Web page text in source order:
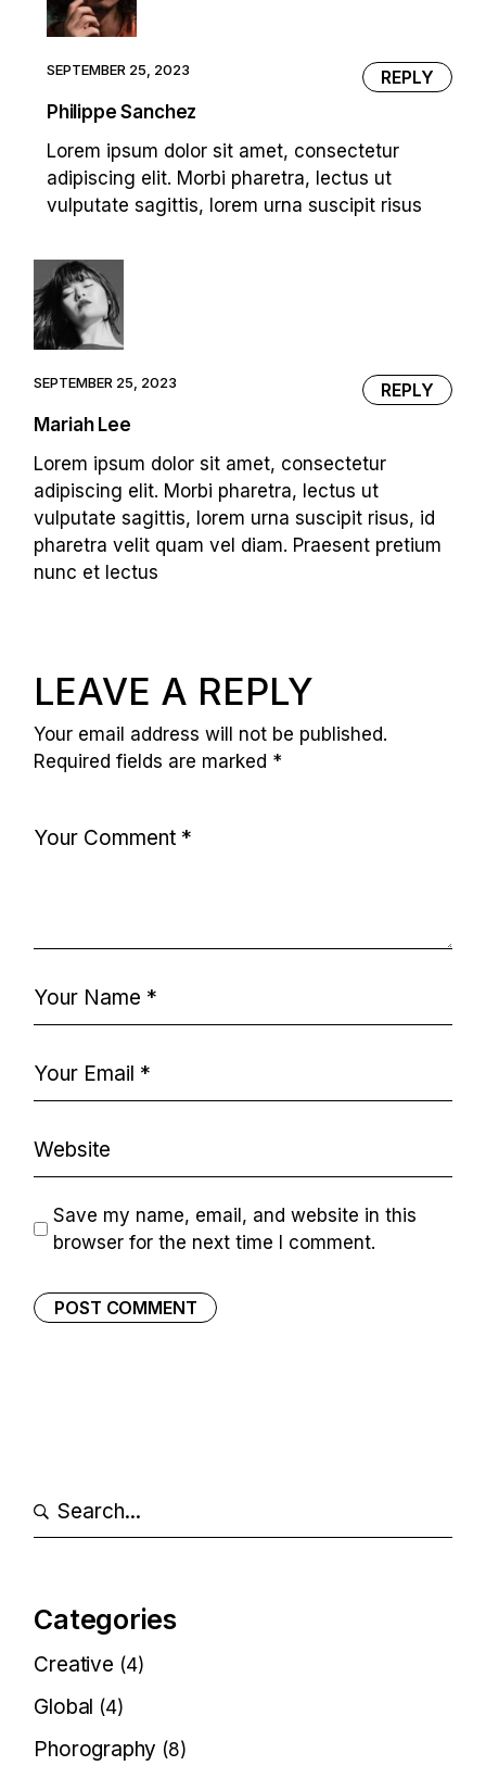
SEPTEMBER 25, 2023
REPLY
Philippe Sanchez
Lorem ipsum dolor sit amet, consectetur
adipiscing elit. Morbi pharetra, lectus ut
vulputate sagittis, lorem urna suscipit risus
SEPTEMBER 25, 2023
REPLY
Mariah Lee
Lorem ipsum dolor sit amet, consectetur
adipiscing elit. Morbi pharetra, lectus ut
vulputate sagittis, lorem urna suscipit risus, id
pharetra velit quam vel diam. Praesent pretium
nunc et lectus
LEAVE A REPLY
Your email address will not be published.
Required fields are marked *
Save my name, email, and website in this
browser for the next time I comment.
POST COMMENT
Categories
Creative (4)
Global (4)
Phorography (8)